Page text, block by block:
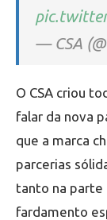
— CSA
O CSA criou
falar da nova
que a marca
parcerias
tanto na parte
fardamento